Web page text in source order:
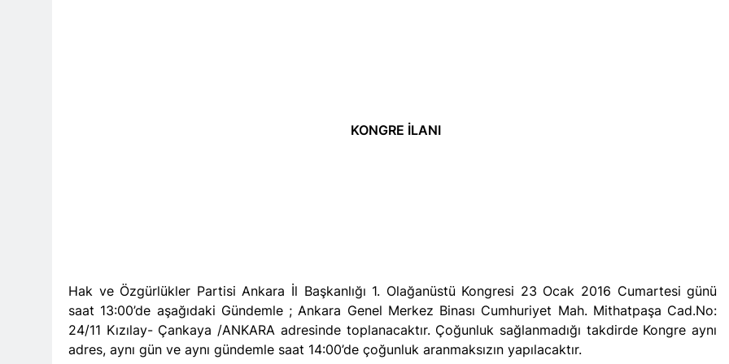
Barış ancak Kürt halkının meşru haklarının tanınması ile gerçekleşebilir. 1
HAK-PAR Heyeti Hewler’de ENKS ile görüştü
HAK-PAR Başkanlık Kurulu; ‘KÜRT HALKI HAK VE ÖZGÜRLÜK
Lozan Antlaşması üzerinden 102 yıl geçse de; Kürt milleti özgürlükten asla
1 Yıl Ago
MECLÎSA PARTİYA HAK-PARê: Têkçûna heyî têkçûna rê û polîtîkayên xelet
yên rast bibin yek.
1 Yıl Ago
KONGRE İLANI
Hak ve Özgürlükler Partisi Ankara İl Başkanlığı 1. Olağanüstü Kongresi 23 Ocak 2016 Cumartesi günü
saat 13:00’de aşağıdaki Gündemle ; Ankara Genel Merkez Binası Cumhuriyet Mah. Mithatpaşa Cad.No:
24/11 Kızılay- Çankaya /ANKARA adresinde toplanacaktır. Çoğunluk sağlanmadığı takdirde Kongre aynı
adres, aynı gün ve aynı gündemle saat 14:00’de çoğunluk aranmaksızın yapılacaktır.